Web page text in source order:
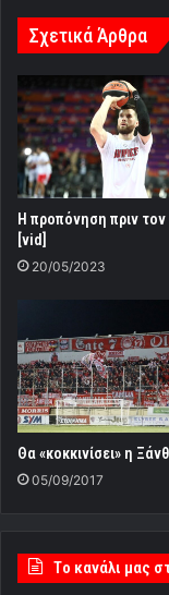
Σχετικά Άρθρα
Η προπόνηση πριν τον
[vid]
20/05/2023
Θα «κοκκινίσει» η
05/09/2017
Tο κανάλι μας